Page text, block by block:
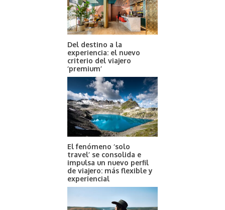
Del destino a la
experiencia: el nuevo
criterio del viajero
‘premium’
El fenómeno ‘solo
travel’ se consolida e
impulsa un nuevo perfil
de viajero: más flexible y
experiencial